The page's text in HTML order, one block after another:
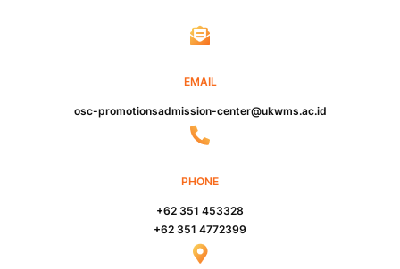
EMAIL
osc-promotionsadmission-center@ukwms.ac.id
PHONE
+62 351 453328
+62 351 4772399